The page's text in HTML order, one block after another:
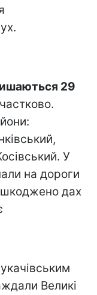
29
У
на дороги
дах
Великі